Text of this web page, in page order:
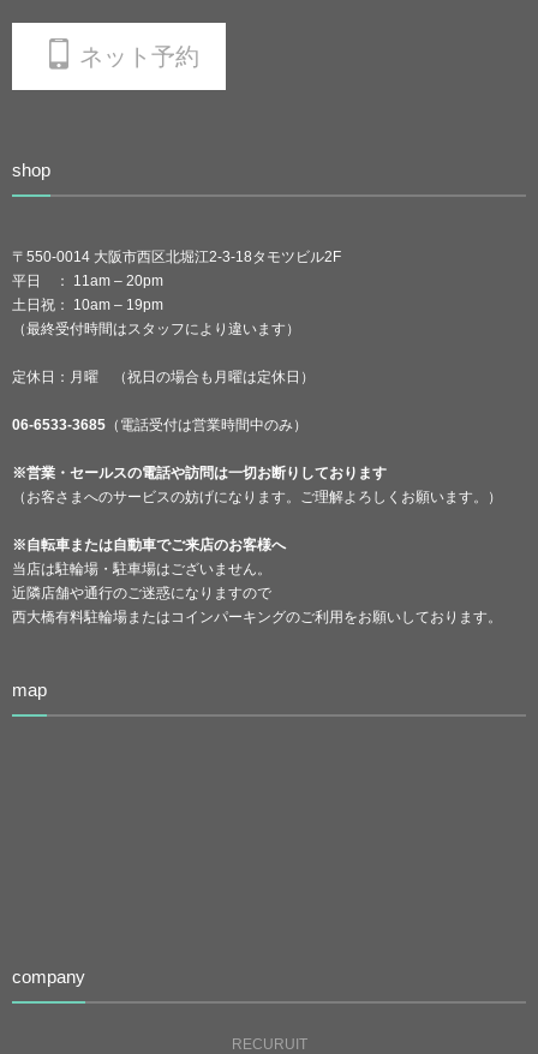
ネット予約
shop
〒550-0014 大阪市西区北堀江2-3-18タモツビル2F
平日 ： 11am – 20pm
土日祝： 10am – 19pm
（最終受付時間はスタッフにより違います）
定休日：月曜 （祝日の場合も月曜は定休日）
06-6533-3685 （電話受付は営業時間中のみ）
※営業・セールスの電話や訪問は一切お断りしております
（お客さまへのサービスの妨げになります。ご理解よろしくお願います。）
※自転車または自動車でご来店のお客様へ
当店は駐輪場・駐車場はございません。
近隣店舗や通行のご迷惑になりますので
西大橋有料駐輪場またはコインパーキングのご利用をお願いしております。
map
company
RECURUIT